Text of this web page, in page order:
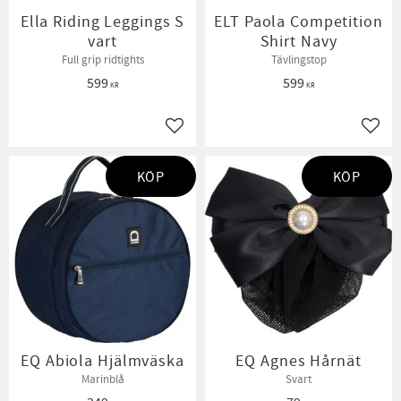
Ella Riding Leggings S
vart
Full grip ridtights
599KR
Lägg till i favoriter
ELT Paola Competition
Shirt Navy
Tävlingstop
599KR
EQ Abiola Hjälmväska
Marinblå
KÖP
EQ Agnes Hårnät
Svart
KÖP